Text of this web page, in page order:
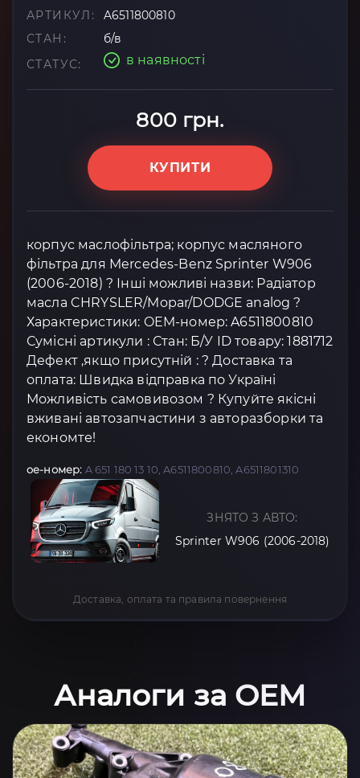
АРТИКУЛ:
A6511800810
СТАН:
б/в
СТАТУС:
в наявності
800 грн.
КУПИТИ
корпус маслофільтра; корпус масляного
фільтра для Mercedes-Benz Sprinter W906
(2006-2018) ? Інші можливі назви: Радіатор
масла CHRYSLER/Mopar/DODGE analog ?
Характеристики: OEM-номер: A6511800810
Сумісні артикули : Стан: Б/У ID товару: 1881712
Дефект ,якщо присутній : ? Доставка та
оплата: Швидка відправка по Україні
Можливість самовивозом ? Купуйте якісні
вживані автозапчастини з авторазборки та
економте!
oe-номер: A 651 180 13 10, A6511800810, A6511801310
ЗНЯТО З АВТО:
Sprinter W906 (2006-2018)
Доставка, оплата та правила повернення
Аналоги за OEM